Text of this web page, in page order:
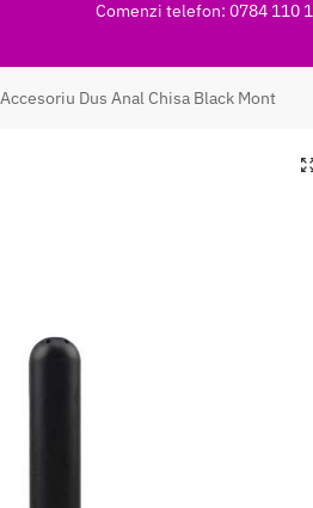
Comenzi telefon: 0784 110
Accesoriu Dus Anal Chisa Black Mont